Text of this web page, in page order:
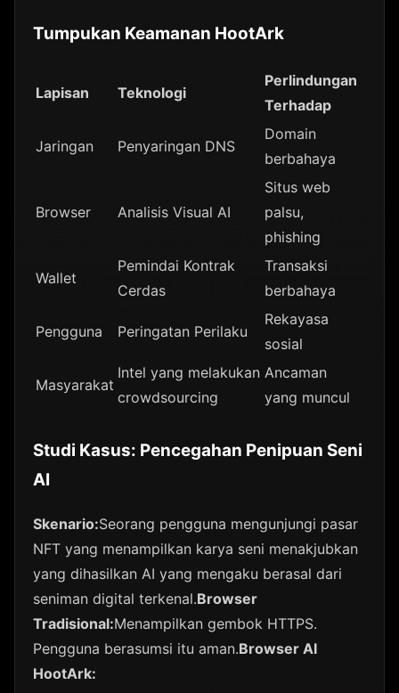
Tumpukan Keamanan HootArk
Lapisan Teknologi
Perlindungan
Terhadap
Jaringan Penyaringan DNS
Domain
berbahaya
Browser Analisis Visual AI
Situs web
palsu,
phishing
Wallet
Pemindai Kontrak
Cerdas
Transaksi
berbahaya
Pengguna Peringatan Perilaku
Rekayasa
sosial
Masyarakat
Intel yang melakukan
crowdsourcing
Ancaman
yang muncul
Studi Kasus: Pencegahan Penipuan Seni
AI
Skenario:Seorang pengguna mengunjungi pasar
NFT yang menampilkan karya seni menakjubkan
yang dihasilkan AI yang mengaku berasal dari
seniman digital terkenal.Browser
Tradisional:Menampilkan gembok HTTPS.
Pengguna berasumsi itu aman.Browser AI
HootArk: